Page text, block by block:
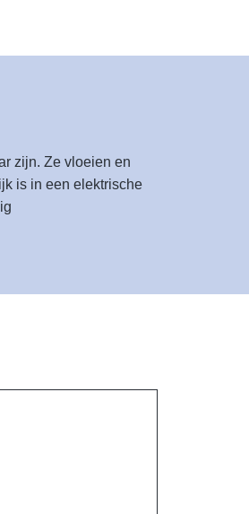
zijn. Ze vloeien en
is in een elektrische